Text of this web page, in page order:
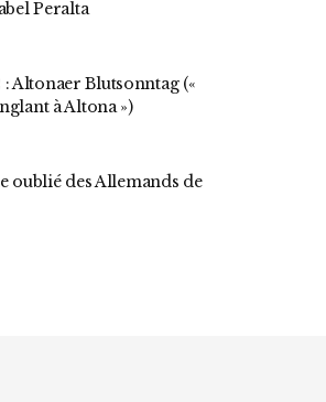
Peralta
: Altonaer Blutsonntag («
à Altona »)
oublié des Allemands de